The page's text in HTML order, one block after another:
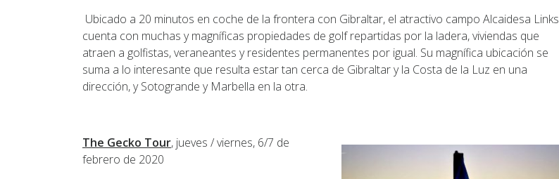
Ubicado a 20 minutos en coche de la frontera con Gibraltar, el atractivo campo Alcaidesa Links
cuenta con muchas y magníficas propiedades de golf repartidas por la ladera, viviendas que
atraen a golfistas, veraneantes y residentes permanentes por igual. Su magnífica ubicación se
suma a lo interesante que resulta estar tan cerca de Gibraltar y la Costa de la Luz en una
dirección, y Sotogrande y Marbella en la otra.
The Gecko Tour, jueves / viernes, 6/7 de
febrero de 2020